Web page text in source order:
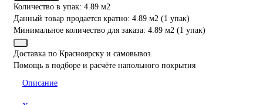
Количество в упак: 4.89 м2
Данный товар продается кратно: 4.89 м2 (1 упак)
Минимальное количество для заказа: 4.89 м2 (1 упак)
Доставка по Красноярску и самовывоз.
Помощь в подборе и расчёте напольного покрытия
Описание